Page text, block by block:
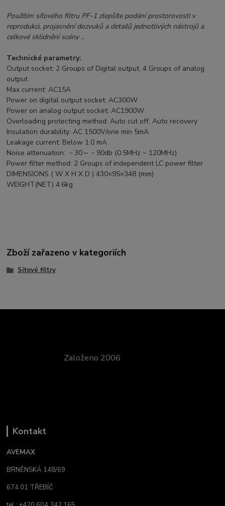
Použitím síťového filtru PF-1 zlepšíte podání prostorovosti v
reprodukci, projasnění dozvuků a detailů jednotlivých nástrojů a
celkové sklidnění scény ..
Technické parametry:
Output socket: 2 Groups of Digital output, 4 Groups of analog
output
Max current: AC15A
Power on digital output socket: AC300W
Power on analog output socket: AC1900W
Overloading protecting method: Auto cut off, Auto recovery
Insulation durability: AC 1500V/one min 5mA
Leakage current: Below 1.0 mA
Noise attenuation: －30～－90db (0.5MHz ~ 120MHz)
Power filter method: 2 Groups of independent LC power filter
DIMENSIONS ( W X H X D ) 430×95×348 (mm)
WEIGHT(NET) 4.6kg
Zboží zařazeno v kategoriích
Síťové filtry
Založeno 2006
Kontakt
AVEMAX
BRNĚNSKÁ 148/69
674 01 TŘEBÍČ